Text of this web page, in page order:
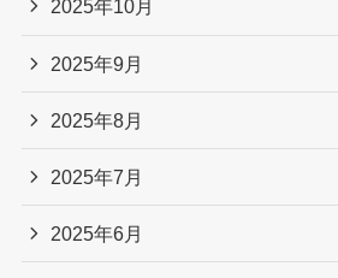
2025年10月
2025年9月
2025年8月
2025年7月
2025年6月